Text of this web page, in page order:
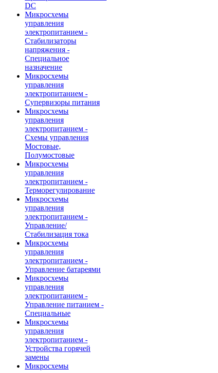
DC
Микросхемы
управления
электропитанием -
Стабилизаторы
напряжения -
Специальное
назначение
Микросхемы
управления
электропитанием -
Супервизоры питания
Микросхемы
управления
электропитанием -
Схемы управления
Мостовые,
Полумостовые
Микросхемы
управления
электропитанием -
Терморегулирование
Микросхемы
управления
электропитанием -
Управление/
Стабилизация тока
Микросхемы
управления
электропитанием -
Управление батареями
Микросхемы
управления
электропитанием -
Управление питанием -
Специальные
Микросхемы
управления
электропитанием -
Устройства горячей
замены
Микросхемы